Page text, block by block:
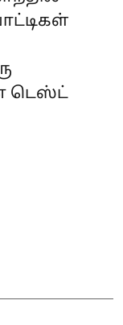
டெஸ்ட்